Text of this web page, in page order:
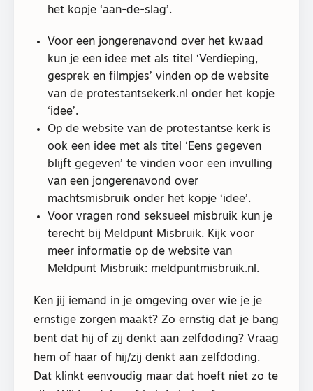
het kopje ‘aan-de-slag’.
Voor een jongerenavond over het kwaad
kun je een idee met als titel ‘Verdieping,
gesprek en filmpjes’ vinden op de website
van de protestantsekerk.nl onder het kopje
‘idee’.
Op de website van de protestantse kerk is
ook een idee met als titel ‘Eens gegeven
blijft gegeven’ te vinden voor een invulling
van een jongerenavond over
machtsmisbruik onder het kopje ‘idee’.
Voor vragen rond seksueel misbruik kun je
terecht bij Meldpunt Misbruik. Kijk voor
meer informatie op de website van
Meldpunt Misbruik: meldpuntmisbruik.nl.
Ken jij iemand in je omgeving over wie je je
ernstige zorgen maakt? Zo ernstig dat je bang
bent dat hij of zij denkt aan zelfdoding? Vraag
hem of haar of hij/zij denkt aan zelfdoding.
Dat klinkt eenvoudig maar dat hoeft niet zo te